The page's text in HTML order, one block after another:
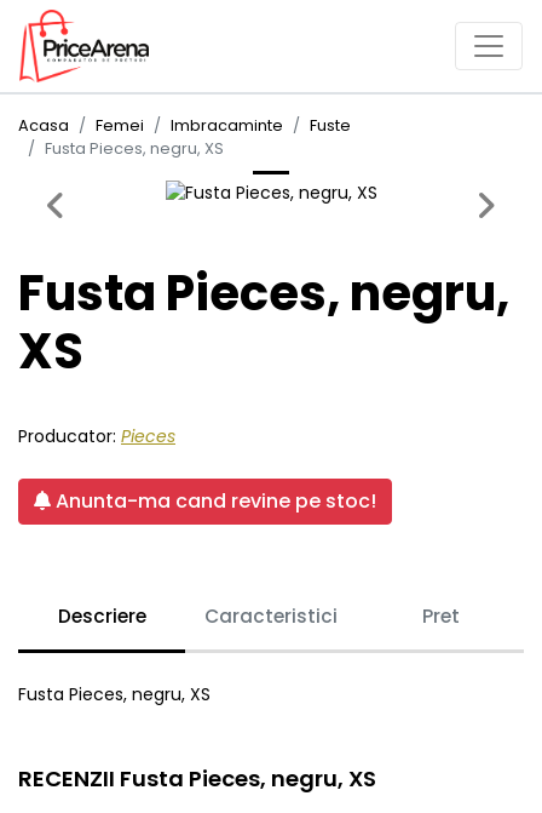
Acasa Femei Imbracaminte
Fuste
Fusta Pieces, negru, XS
Previous Next
Fusta Pieces, negru,
XS
Producator: Pieces
Anunta-ma cand revine pe stoc!
Descriere Caracteristici Pret
Fusta Pieces, negru, XS
RECENZII Fusta Pieces, negru, XS